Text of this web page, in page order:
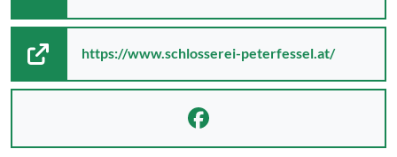
https://www.schlosserei-peterfessel.at/